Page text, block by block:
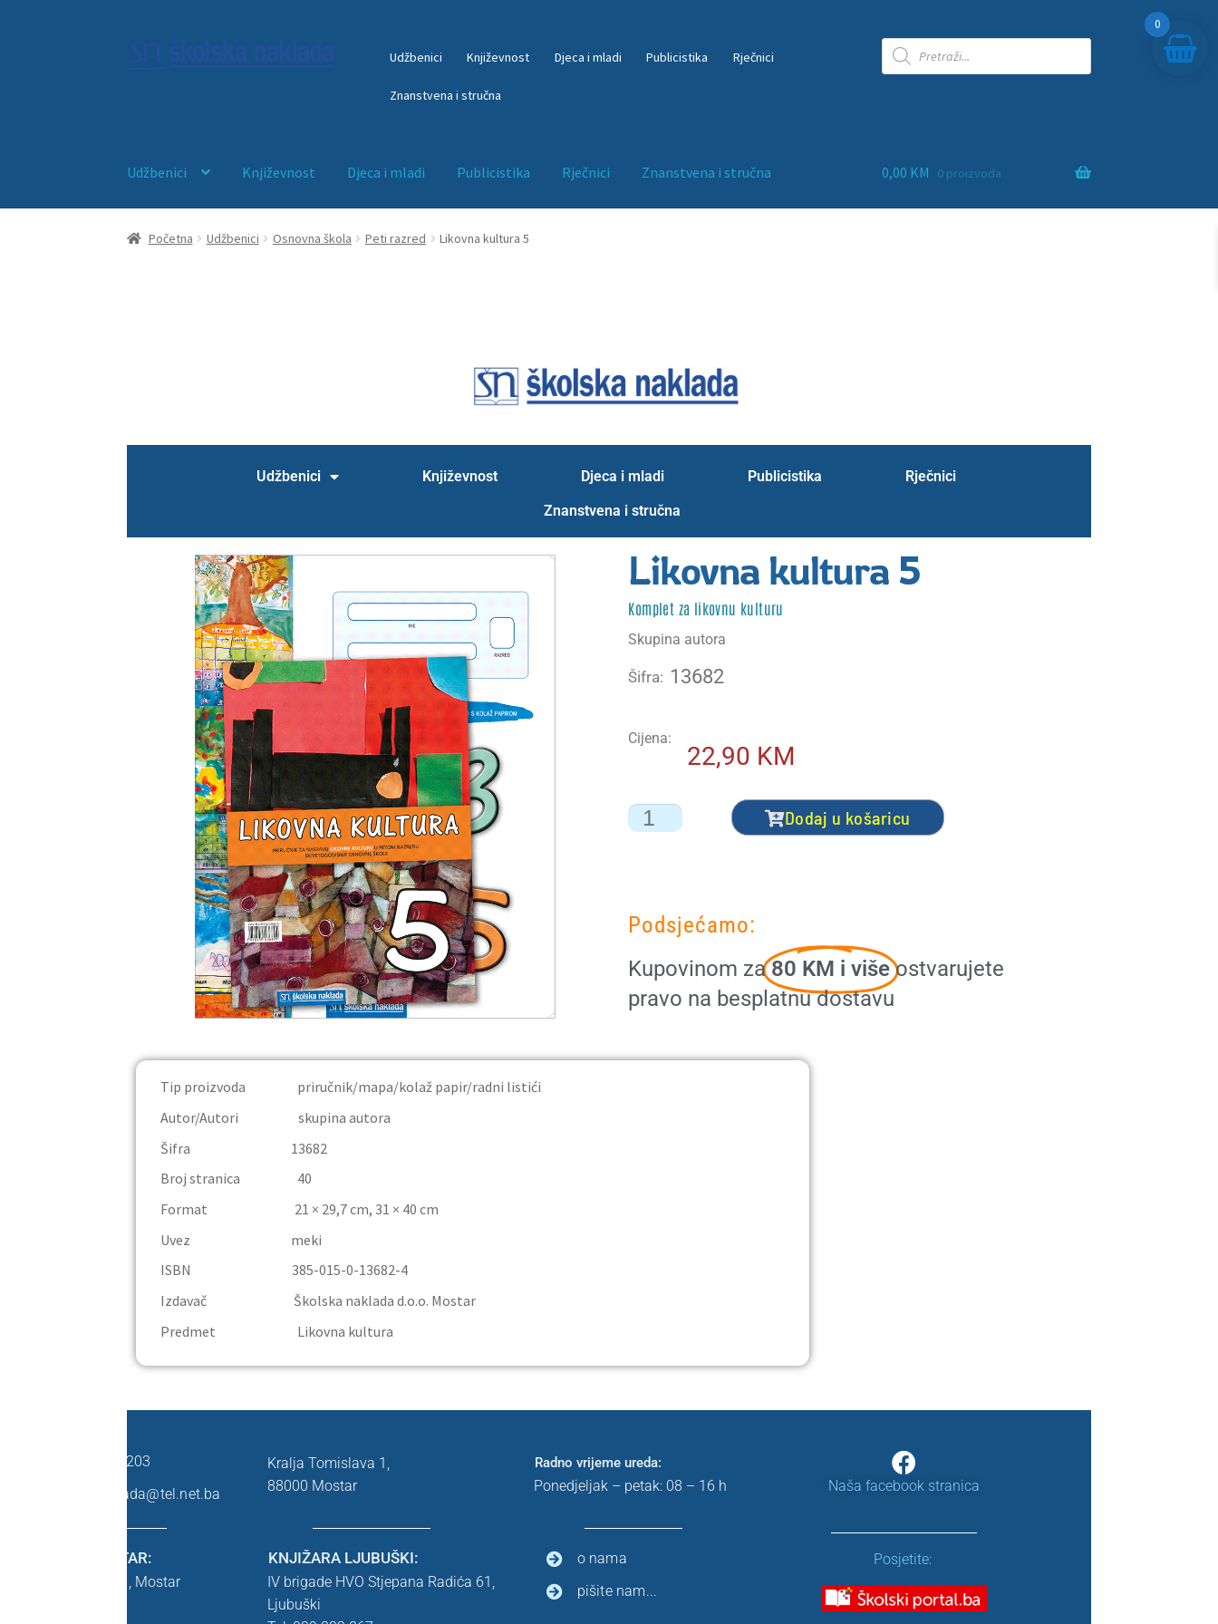
Udžbenici Književnost Djeca i mladi Publicistika Rječnici
Znanstvena i stručna
Udžbenici Književnost Djeca i mladi Publicistika Rječnici Znanstvena i stručna
Početna Anketni list djeca ducanEDUKACIJA Književnost kontakt
Početna origPortalPublicistikaRječniciTrgovina Udžbenici
0,00 KM 0 proizvoda
Početna Udžbenici Osnovna škola Peti razred Likovna kultura 5
Udžbenici Književnost Djeca i mladi Publicistika
Rječnici
Znanstvena i stručna
Likovna kultura 5
Komplet za likovnu kulturu
Skupina autora
Šifra: 13682
Cijena:
22,90 KM
Dodaj u košaricu
Podsjećamo:
Kupovinom za80 KM i više ostvarujete
pravo na besplatnu dostavu
Tip proizvoda priručnik/mapa/kolaž papir/radni listići
Autor/Autori skupina autora
Šifra 13682
Broj stranica 40
Format 21 × 29,7 cm, 31 × 40 cm
Uvez meki
ISBN 385-015-0-13682-4
Izdavač Školska naklada d.o.o. Mostar
Predmet Likovna kultura
+387 36 333 203
skolska.naklada@tel.net.ba
Kralja Tomislava 1,
88000 Mostar
Radno vrijeme ureda:
Ponedjeljak – petak: 08 – 16 h Naša facebook stranica
KNJIŽARA MOSTAR:
Kralja Tomislava 1, Mostar
KNJIŽARA LJUBUŠKI:
IV brigade HVO Stjepana Radića 61,
Ljubuški
o nama
pišite nam...
Posjetite:
0